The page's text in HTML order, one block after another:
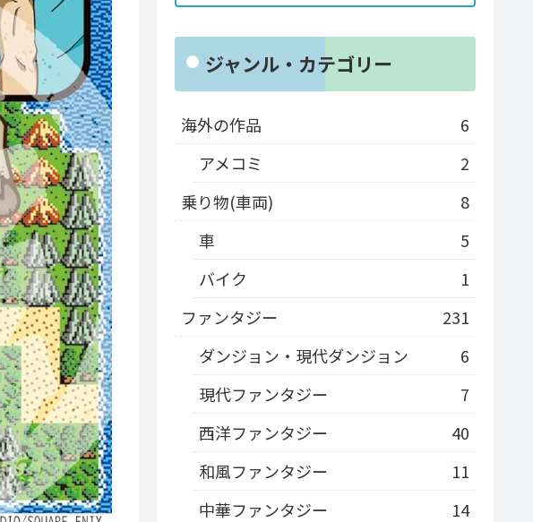
ジャンル・カテゴリー
海外の作品
6
アメコミ
2
乗り物(車両)
8
車
5
バイク
1
ファンタジー
231
ダンジョン・現代ダンジョン
6
現代ファンタジー
7
西洋ファンタジー
40
和風ファンタジー
11
中華ファンタジー
14